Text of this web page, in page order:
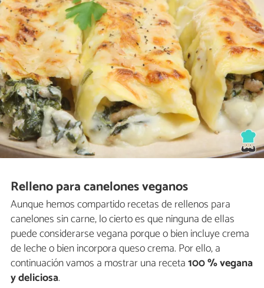
Relleno para canelones veganos
Aunque hemos compartido recetas de rellenos para
canelones sin carne, lo cierto es que ninguna de ellas
puede considerarse vegana porque o bien incluye crema
de leche o bien incorpora queso crema. Por ello, a
continuación vamos a mostrar una receta100 % vegana
y deliciosa.